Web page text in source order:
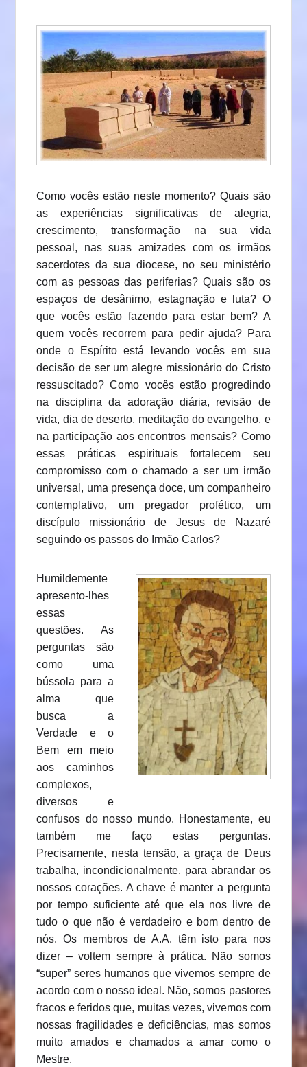
Como vocês estão neste momento? Quais são
as experiências significativas de alegria,
crescimento, transformação na sua vida
pessoal, nas suas amizades com os irmãos
sacerdotes da sua diocese, no seu ministério
com as pessoas das periferias? Quais são os
espaços de desânimo, estagnação e luta? O
que vocês estão fazendo para estar bem? A
quem vocês recorrem para pedir ajuda? Para
onde o Espírito está levando vocês em sua
decisão de ser um alegre missionário do Cristo
ressuscitado? Como vocês estão progredindo
na disciplina da adoração diária, revisão de
vida, dia de deserto, meditação do evangelho, e
na participação aos encontros mensais? Como
essas práticas espirituais fortalecem seu
compromisso com o chamado a ser um irmão
universal, uma presença doce, um companheiro
contemplativo, um pregador profético, um
discípulo missionário de Jesus de Nazaré
seguindo os passos do Irmão Carlos?
Humildemente
apresento-lhes
essas
questões. As
perguntas são
como uma
bússola para a
alma que
busca a
Verdade e o
Bem em meio
aos caminhos
complexos,
diversos e
confusos do nosso mundo. Honestamente, eu
também me faço estas perguntas.
Precisamente, nesta tensão, a graça de Deus
trabalha, incondicionalmente, para abrandar os
nossos corações. A chave é manter a pergunta
por tempo suficiente até que ela nos livre de
tudo o que não é verdadeiro e bom dentro de
nós. Os membros de A.A. têm isto para nos
dizer – voltem sempre à prática. Não somos
“super” seres humanos que vivemos sempre de
acordo com o nosso ideal. Não, somos pastores
fracos e feridos que, muitas vezes, vivemos com
nossas fragilidades e deficiências, mas somos
muito amados e chamados a amar como o
Mestre.